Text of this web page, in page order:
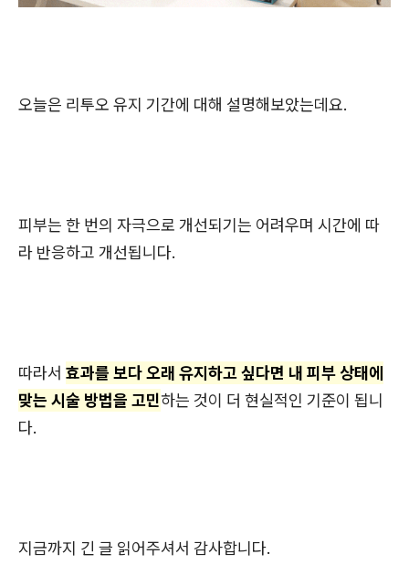
오늘은 리투오 유지 기간에 대해 설명해보았는데요.
피부는 한 번의 자극으로 개선되기는 어려우며 시간에 따
라 반응하고 개선됩니다.
따라서 효과를 보다 오래 유지하고 싶다면 내 피부 상태에
맞는 시술 방법을 고민하는 것이 더 현실적인 기준이 됩니
다.
지금까지 긴 글 읽어주셔서 감사합니다.